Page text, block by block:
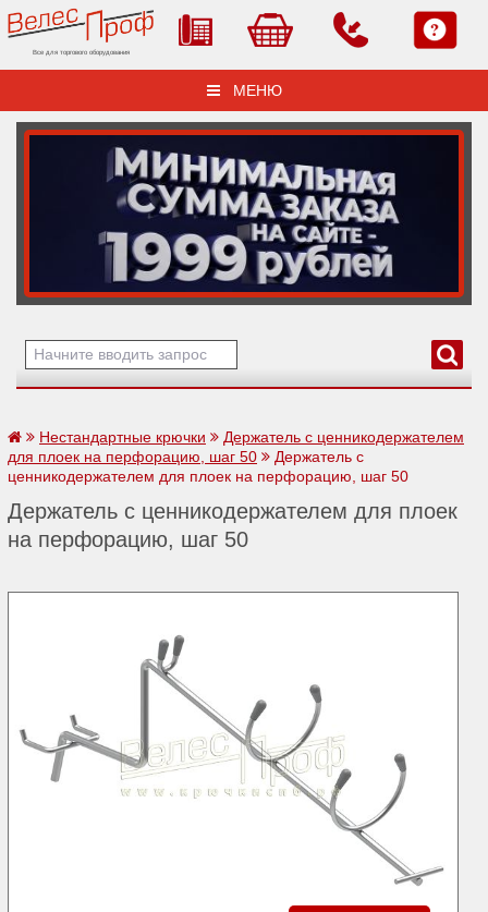
Все для торгового оборудования
МЕНЮ
Нестандартные крючки
Держатель с ценникодержателем
для плоек на перфорацию, шаг 50
Держатель с
ценникодержателем для плоек на перфорацию, шаг 50
Держатель с ценникодержателем для плоек
на перфорацию, шаг 50